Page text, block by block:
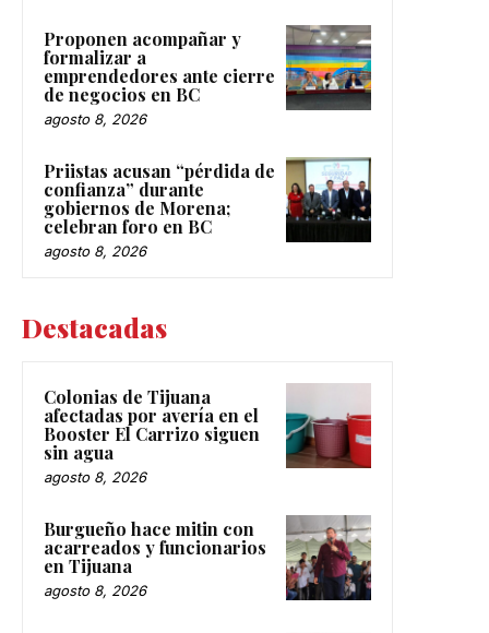
Proponen acompañar y
formalizar a
emprendedores ante cierre
de negocios en BC
agosto 8, 2026
Priistas acusan “pérdida de
confianza” durante
gobiernos de Morena;
celebran foro en BC
agosto 8, 2026
Destacadas
Colonias de Tijuana
afectadas por avería en el
Booster El Carrizo siguen
sin agua
agosto 8, 2026
Burgueño hace mitin con
acarreados y funcionarios
en Tijuana
agosto 8, 2026